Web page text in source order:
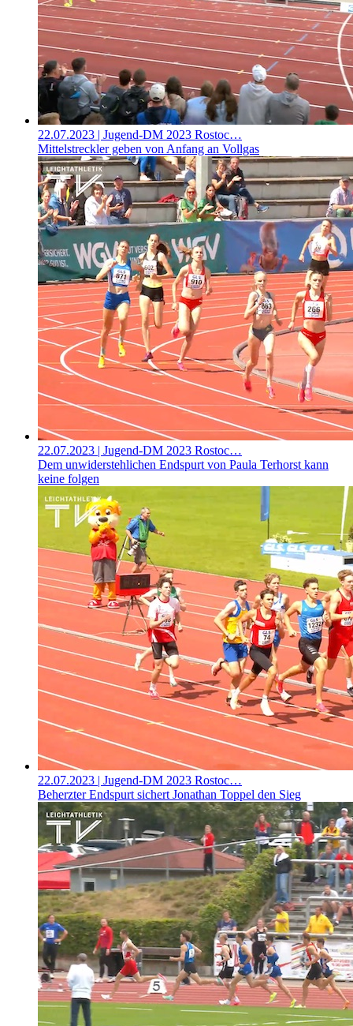
22.07.2023 | Jugend-DM 2023 Rostoc…
Mittelstreckler geben von Anfang an Vollgas
22.07.2023 | Jugend-DM 2023 Rostoc…
Dem unwiderstehlichen Endspurt von Paula Terhorst kann
keine folgen
22.07.2023 | Jugend-DM 2023 Rostoc…
Beherzter Endspurt sichert Jonathan Toppel den Sieg